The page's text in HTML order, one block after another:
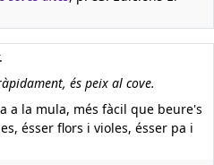
és peix al cove.
a la mula, més fàcil que beure's
ésser flors i violes, ésser pa i